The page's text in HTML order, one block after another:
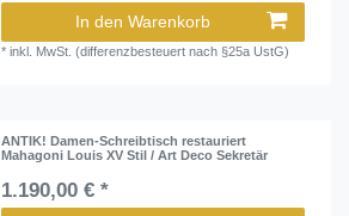
In den Warenkorb
*inkl. MwSt. (differenzbesteuert nach §25a UstG)
ANTIK! Damen-Schreibtisch restauriert
Mahagoni Louis XV Stil / Art Deco Sekretär
1.190,00 € *